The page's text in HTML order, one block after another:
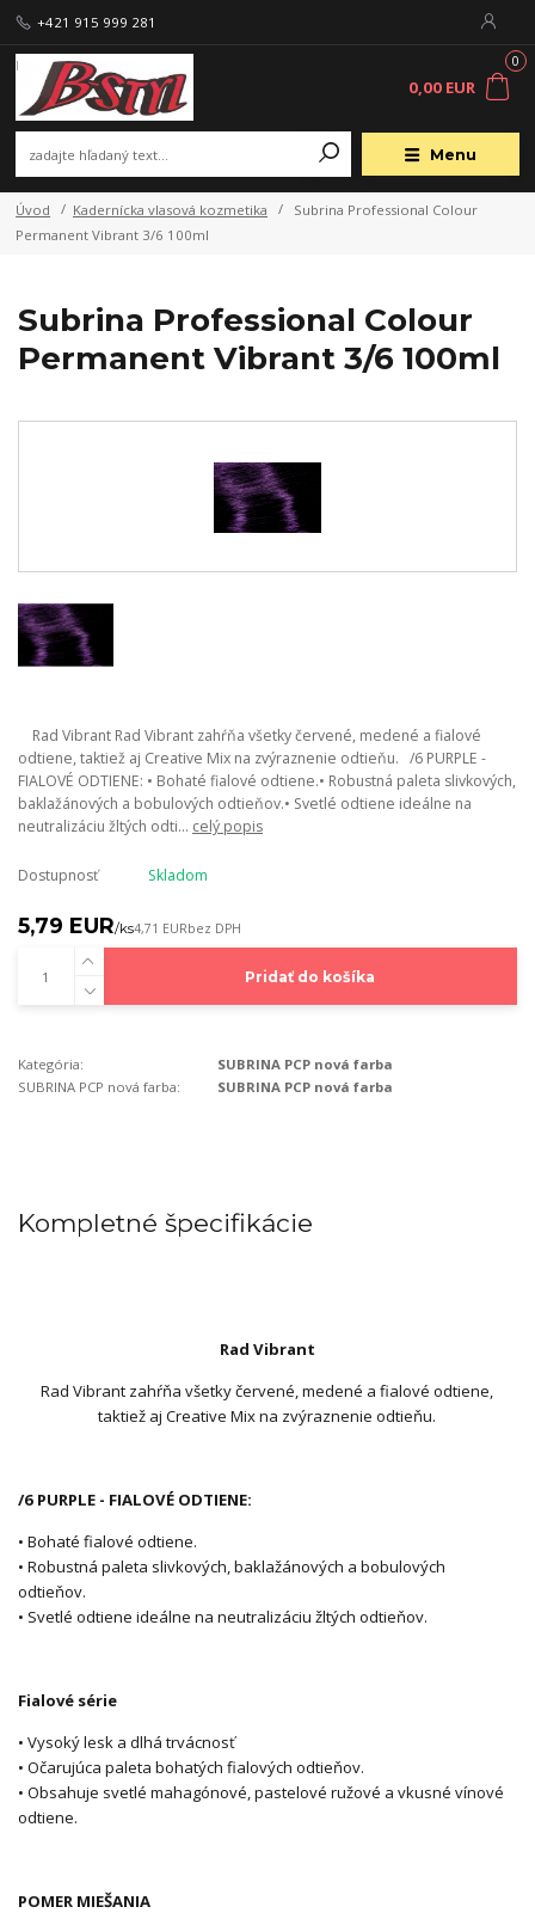
Menu
+421 915 999 281
0
0,00 EUR
Úvod Kadernícka vlasová kozmetika
Subrina Professional Colour
Permanent Vibrant 3/6 100ml
Subrina Professional Colour
Permanent Vibrant 3/6 100ml
Rad Vibrant Rad Vibrant zahŕňa všetky červené, medené a fialové
odtiene, taktiež aj Creative Mix na zvýraznenie odtieňu. /6 PURPLE -
FIALOVÉ ODTIENE: • Bohaté fialové odtiene.• Robustná paleta slivkových,
baklažánových a bobulových odtieňov.• Svetlé odtiene ideálne na
neutralizáciu žltých odti... celý popis
Dostupnosť Skladom
5,79 EUR/ks4,71 EURbez DPH
Pridať do košíka
Kategória:
SUBRINA PCP nová farba
SUBRINA PCP nová farba:
SUBRINA PCP nová farba
Kompletné špecifikácie
Rad Vibrant
Rad Vibrant zahŕňa všetky červené, medené a fialové odtiene,
taktiež aj Creative Mix na zvýraznenie odtieňu.
/6 PURPLE - FIALOVÉ ODTIENE:
• Bohaté fialové odtiene.
• Robustná paleta slivkových, baklažánových a bobulových
odtieňov.
• Svetlé odtiene ideálne na neutralizáciu žltých odtieňov.
Fialové série
• Vysoký lesk a dlhá trvácnosť
• Očarujúca paleta bohatých fialových odtieňov.
• Obsahuje svetlé mahagónové, pastelové ružové a vkusné vínové
odtiene.
POMER MIEŠANIA